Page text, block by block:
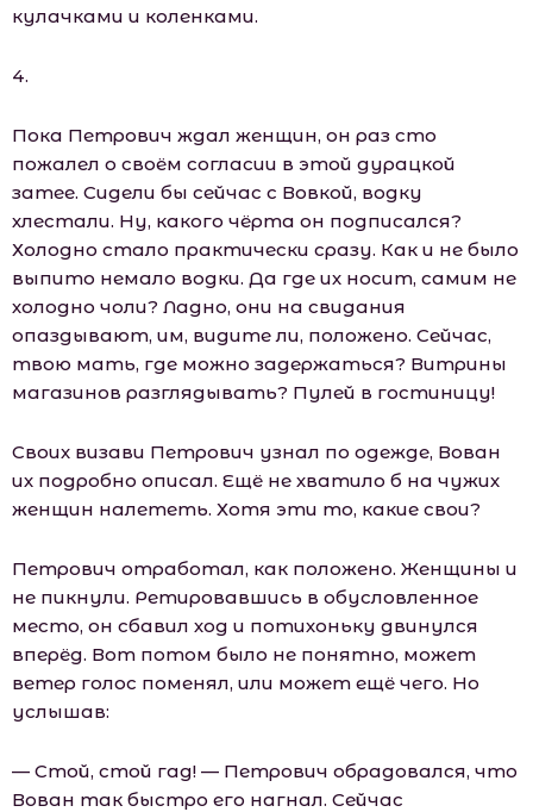
кулачками и коленками.
4.
Пока Петрович ждал женщин, он раз сто
пожалел о своём согласии в этой дурацкой
затее. Сидели бы сейчас с Вовкой, водку
хлестали. Ну, какого чёрта он подписался?
Холодно стало практически сразу. Как и не было
выпито немало водки. Да где их носит, самим не
холодно чоли? Ладно, они на свидания
опаздывают, им, видите ли, положено. Сейчас,
твою мать, где можно задержаться? Витрины
магазинов разглядывать? Пулей в гостиницу!
Своих визави Петрович узнал по одежде, Вован
их подробно описал. Ещё не хватило б на чужих
женщин налететь. Хотя эти то, какие свои?
Петрович отработал, как положено. Женщины и
не пикнули. Ретировавшись в обусловленное
место, он сбавил ход и потихоньку двинулся
вперёд. Вот потом было не понятно, может
ветер голос поменял, или может ещё чего. Но
услышав:
— Стой, стой гад! — Петрович обрадовался, что
Вован так быстро его нагнал. Сейчас